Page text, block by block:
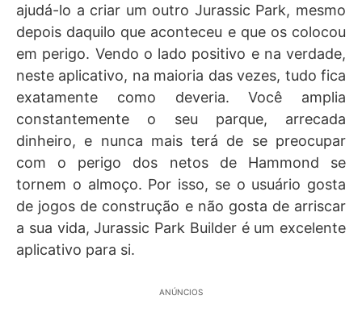
ajudá-lo a criar um outro Jurassic Park, mesmo
depois daquilo que aconteceu e que os colocou
em perigo. Vendo o lado positivo e na verdade,
neste aplicativo, na maioria das vezes, tudo fica
exatamente como deveria. Você amplia
constantemente o seu parque, arrecada
dinheiro, e nunca mais terá de se preocupar
com o perigo dos netos de Hammond se
tornem o almoço. Por isso, se o usuário gosta
de jogos de construção e não gosta de arriscar
a sua vida, Jurassic Park Builder é um excelente
aplicativo para si.
ANÚNCIOS